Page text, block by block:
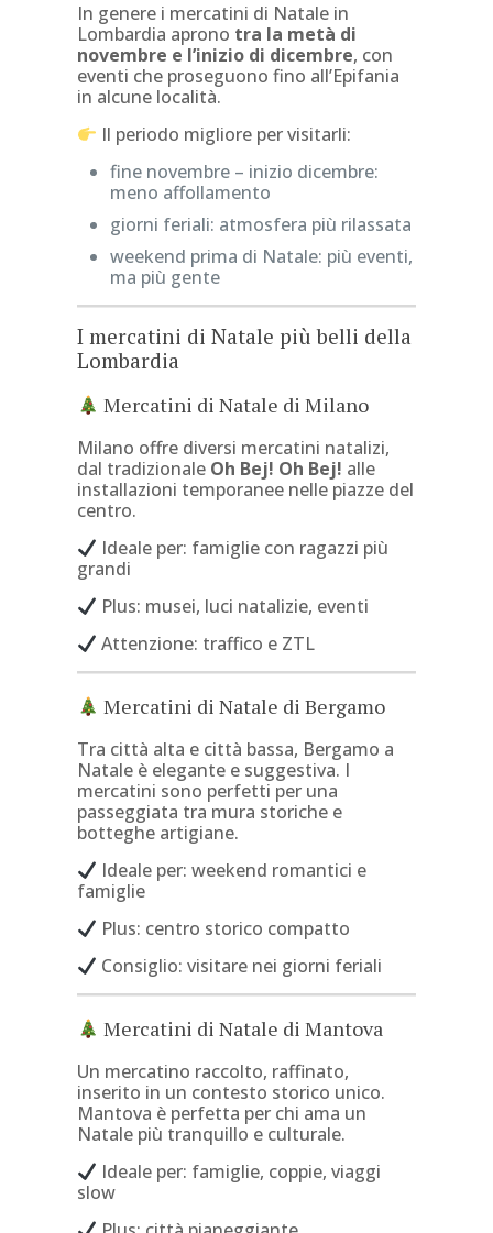
In genere i mercatini di Natale in
Lombardia aprono tra la metà di
novembre e l’inizio di dicembre, con
eventi che proseguono fino all’Epifania
in alcune località.
Il periodo migliore per visitarli:
fine novembre – inizio dicembre:
meno affollamento
giorni feriali: atmosfera più rilassata
weekend prima di Natale: più eventi,
ma più gente
I mercatini di Natale più belli della
Lombardia
Mercatini di Natale di Milano
Milano offre diversi mercatini natalizi,
dal tradizionale Oh Bej! Oh Bej! alle
installazioni temporanee nelle piazze del
centro.
Ideale per: famiglie con ragazzi più
grandi
Plus: musei, luci natalizie, eventi
Attenzione: traffico e ZTL
Mercatini di Natale di Bergamo
Tra città alta e città bassa, Bergamo a
Natale è elegante e suggestiva. I
mercatini sono perfetti per una
passeggiata tra mura storiche e
botteghe artigiane.
Ideale per: weekend romantici e
famiglie
Plus: centro storico compatto
Consiglio: visitare nei giorni feriali
Mercatini di Natale di Mantova
Un mercatino raccolto, raffinato,
inserito in un contesto storico unico.
Mantova è perfetta per chi ama un
Natale più tranquillo e culturale.
Ideale per: famiglie, coppie, viaggi
slow